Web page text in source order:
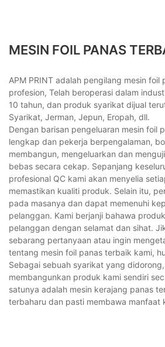
MESIN FOIL PANAS
APM PRINT adalah pengilang mesin foil
profesion, Telah beroperasi dalam
10 tahun, dan produk syarikat dijual
Syarikat, Jerman, Jepun, Eropah, dll.
Dengan barisan pengeluaran mesin foil
lengkap dan pekerja berpengalaman,
membangun, mengeluarkan dan
bebas secara cekap. Sepanjang
profesional QC kami akan menyelia
memastikan kualiti produk. Selain itu,
pada masanya dan dapat memenuhi
pelanggan. Kami berjanji bahawa
pelanggan dengan selamat dan sihat.
sebarang pertanyaan atau ingin
tentang mesin foil panas terbaik kami,
Sebagai sebuah syarikat yang
membangunkan produk kami sendiri
satunya adalah mesin kerajang panas
terbaharu dan pasti membawa manfaat